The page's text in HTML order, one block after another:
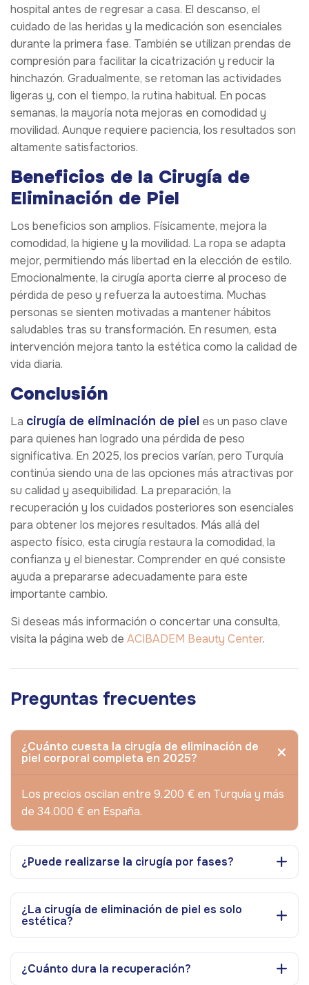
hospital antes de regresar a casa. El descanso, el
cuidado de las heridas y la medicación son esenciales
durante la primera fase. También se utilizan prendas de
compresión para facilitar la cicatrización y reducir la
hinchazón. Gradualmente, se retoman las actividades
ligeras y, con el tiempo, la rutina habitual. En pocas
semanas, la mayoría nota mejoras en comodidad y
movilidad. Aunque requiere paciencia, los resultados son
altamente satisfactorios.
Beneficios de la Cirugía de
Eliminación de Piel
Los beneficios son amplios. Físicamente, mejora la
comodidad, la higiene y la movilidad. La ropa se adapta
mejor, permitiendo más libertad en la elección de estilo.
Emocionalmente, la cirugía aporta cierre al proceso de
pérdida de peso y refuerza la autoestima. Muchas
personas se sienten motivadas a mantener hábitos
saludables tras su transformación. En resumen, esta
intervención mejora tanto la estética como la calidad de
vida diaria.
Conclusión
La cirugía de eliminación de piel es un paso clave
para quienes han logrado una pérdida de peso
significativa. En 2025, los precios varían, pero Turquía
continúa siendo una de las opciones más atractivas por
su calidad y asequibilidad. La preparación, la
recuperación y los cuidados posteriores son esenciales
para obtener los mejores resultados. Más allá del
aspecto físico, esta cirugía restaura la comodidad, la
confianza y el bienestar. Comprender en qué consiste
ayuda a prepararse adecuadamente para este
importante cambio.
Si deseas más información o concertar una consulta,
visita la página web de ACIBADEM Beauty Center.
Preguntas frecuentes
¿Cuánto cuesta la cirugía de eliminación de
piel corporal completa en 2025?
Los precios oscilan entre 9.200 € en Turquía y más
de 34.000 € en España.
¿Puede realizarse la cirugía por fases?
¿La cirugía de eliminación de piel es solo
estética?
¿Cuánto dura la recuperación?